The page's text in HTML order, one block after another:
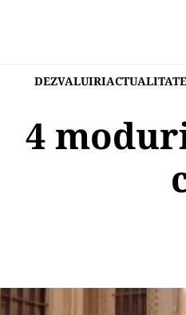
DEZVALUIRIACTUALITATE
4